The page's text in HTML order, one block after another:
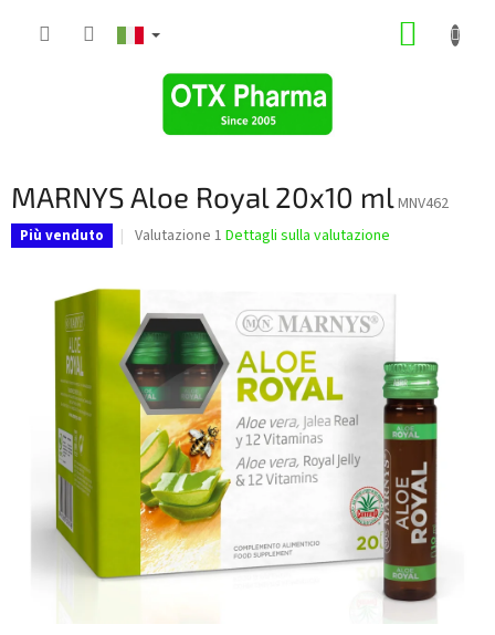
MARNYS Aloe Royal 20x10 mlMNV462
Più venduto
La
del
prodotto
è
5,0
su
5
stelle.
Valutazione 1 Dettagli sulla valutazione